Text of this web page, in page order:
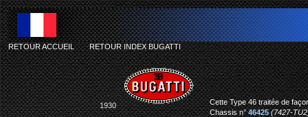
RETOUR ACCUEIL-RETOUR INDEX BUGATTI
1930
Cette Type 46 traitée de
Chassis n°46425(7427-